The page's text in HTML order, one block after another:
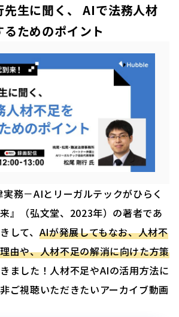
先生に聞く、 AIで法務人材
ためのポイント
実務－AIとリーガルテックがひらく
』（弘文堂、2023年）の著者であ
して、 AIが発展してもなお、人材不
由や、人材不足の解消に向けた方策
ました！人材不足やAIの活用方法に
ご視聴いただきたいアーカイブ動画